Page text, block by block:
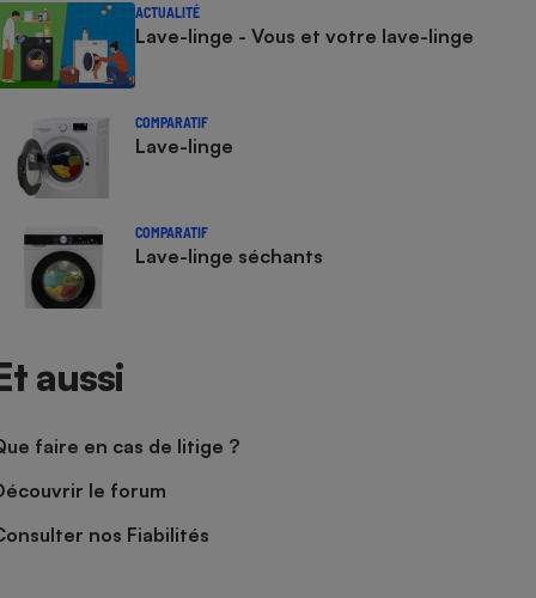
ACTUALITÉ
Lave-linge - Vous et votre lave-linge
COMPARATIF
Lave-linge
COMPARATIF
Lave-linge séchants
aussi
faire en cas de litige ?
le forum
nos Fiabilités